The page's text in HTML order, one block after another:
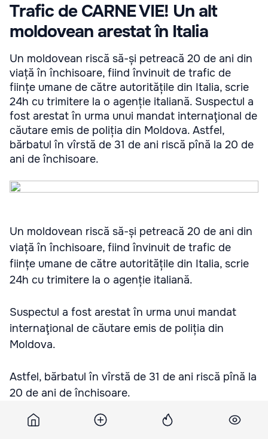
Trafic de CARNE VIE! Un alt
moldovean arestat în Italia
Un moldovean riscă să-și petreacă 20 de ani din
viață în închisoare, fiind învinuit de trafic de
ființe umane de către autoritățile din Italia, scrie
24h cu trimitere la o agenție italiană. Suspectul a
fost arestat în urma unui mandat internaţional de
căutare emis de poliția din Moldova. Astfel,
bărbatul în vîrstă de 31 de ani riscă pînă la 20 de
ani de închisoare.
Un moldovean riscă să-și petreacă 20 de ani din
viață în închisoare, fiind învinuit de trafic de
ființe umane de către autoritățile din Italia, scrie
24h cu trimitere la o agenție italiană.
Suspectul a fost arestat în urma unui mandat
internaţional de căutare emis de poliția din
Moldova.
Astfel, bărbatul în vîrstă de 31 de ani riscă pînă la
20 de ani de închisoare.